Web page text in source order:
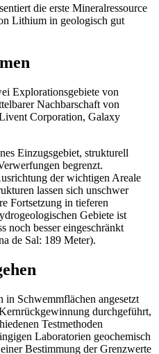
die erste Mineralressource
Lithium in geologisch gut
Explorationsgebiete von
Nachbarschaft von
Corporation, Galaxy
Einzugsgebiet, strukturell
begrenzt.
der wichtigen Areale
lassen sich unschwer
Fortsetzung in tieferen
Gebiete ist
noch besser eingeschränkt
de Sal: 189 Meter).
Schwemmflächen angesetzt
durchgeführt,
Testmethoden
Laboratorien geochemisch
Bestimmung der Grenzwerte